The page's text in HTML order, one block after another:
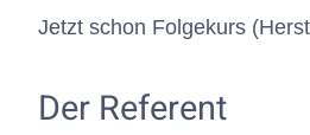
Jetzt schon Folgekurs
Der Referent